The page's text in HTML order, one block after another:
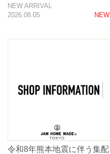
ーコレクション
NEW ARRIVAL
2026.08.05
NEW
令和8年熊本地震に伴う集配